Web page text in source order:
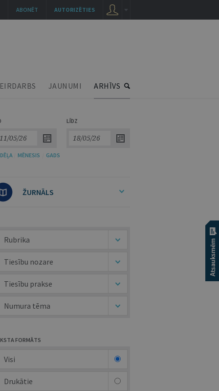
JAUNUMI ARHĪVS
LĪDZ
MĒNESIS GADS
ŽURNĀLS
Rubrika
Tiesību nozare
Tiesību prakse
Numura tēma
FORMĀTS
Visi
Drukātie
AUTORIZĒTIES
ABONĒT